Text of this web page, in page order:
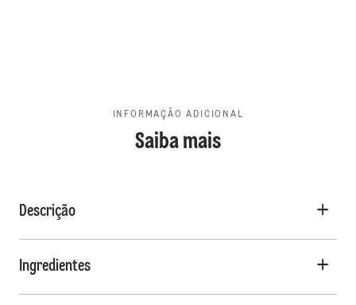
INFORMAÇÃO ADICIONAL
Saiba mais
Descrição
Ingredientes